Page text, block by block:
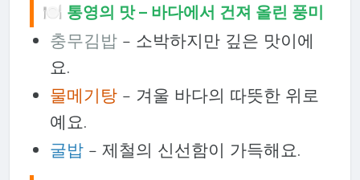
🍽 통영의 맛 – 바다에서 건져 올린 풍미
충무김밥– 소박하지만 깊은 맛이에
요.
물메기탕– 겨울 바다의 따뜻한 위로
예요.
굴밥– 제철의 신선함이 가득해요.